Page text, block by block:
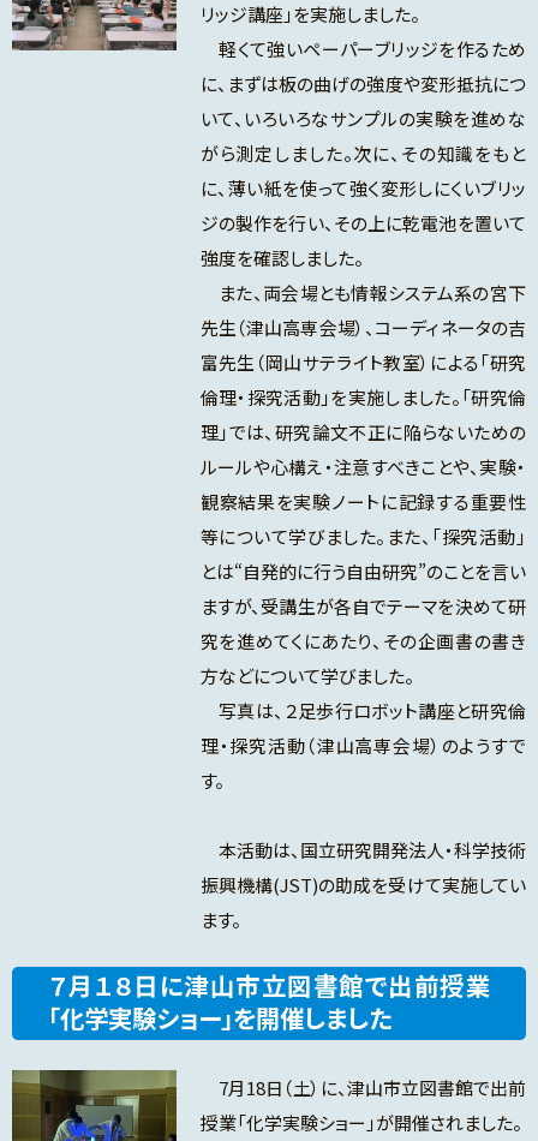
リッジ講座」を実施しました。
軽くて強いペーパーブリッジを作るため
に、まずは板の曲げの強度や変形抵抗につ
いて、いろいろなサンプルの実験を進めな
がら測定しました。次に、その知識をもと
に、薄い紙を使って強く変形しにくいブリッ
ジの製作を行い、その上に乾電池を置いて
強度を確認しました。
また、両会場とも情報システム系の宮下
先生（津山高専会場）、コーディネータの吉
富先生（岡山サテライト教室）による「研究
倫理・探究活動」を実施しました。「研究倫
理」では、研究論文不正に陥らないための
ルールや心構え・注意すべきことや、実験・
観察結果を実験ノートに記録する重要性
等について学びました。また、「探究活動」
とは“自発的に行う自由研究”のことを言い
ますが、受講生が各自でテーマを決めて研
究を進めてくにあたり、その企画書の書き
方などについて学びました。
写真は、２足歩行ロボット講座と研究倫
理・探究活動（津山高専会場）のようすで
す。
本活動は、国立研究開発法人・科学技術
振興機構(JST)の助成を受けて実施してい
ます。
７月１８日に津山市立図書館で出前授業
「化学実験ショー」を開催しました
7月18日（土）に、津山市立図書館で出前
授業「化学実験ショー」が開催されました。